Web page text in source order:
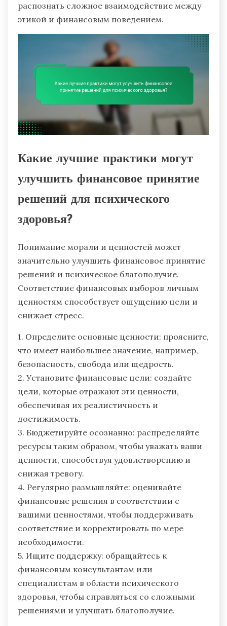
распознать сложное взаимодействие между
этикой и финансовым поведением.
Какие лучшие практики могут
улучшить финансовое принятие
решений для психического
здоровья?
Понимание морали и ценностей может
значительно улучшить финансовое принятие
решений и психическое благополучие.
Соответствие финансовых выборов личным
ценностям способствует ощущению цели и
снижает стресс.
1. Определите основные ценности: проясните,
что имеет наибольшее значение, например,
безопасность, свобода или щедрость.
2. Установите финансовые цели: создайте
цели, которые отражают эти ценности,
обеспечивая их реалистичность и
достижимость.
3. Бюджетируйте осознанно: распределяйте
ресурсы таким образом, чтобы уважать ваши
ценности, способствуя удовлетворению и
снижая тревогу.
4. Регулярно размышляйте: оценивайте
финансовые решения в соответствии с
вашими ценностями, чтобы поддерживать
соответствие и корректировать по мере
необходимости.
5. Ищите поддержку: обращайтесь к
финансовым консультантам или
специалистам в области психического
здоровья, чтобы справляться со сложными
решениями и улучшать благополучие.